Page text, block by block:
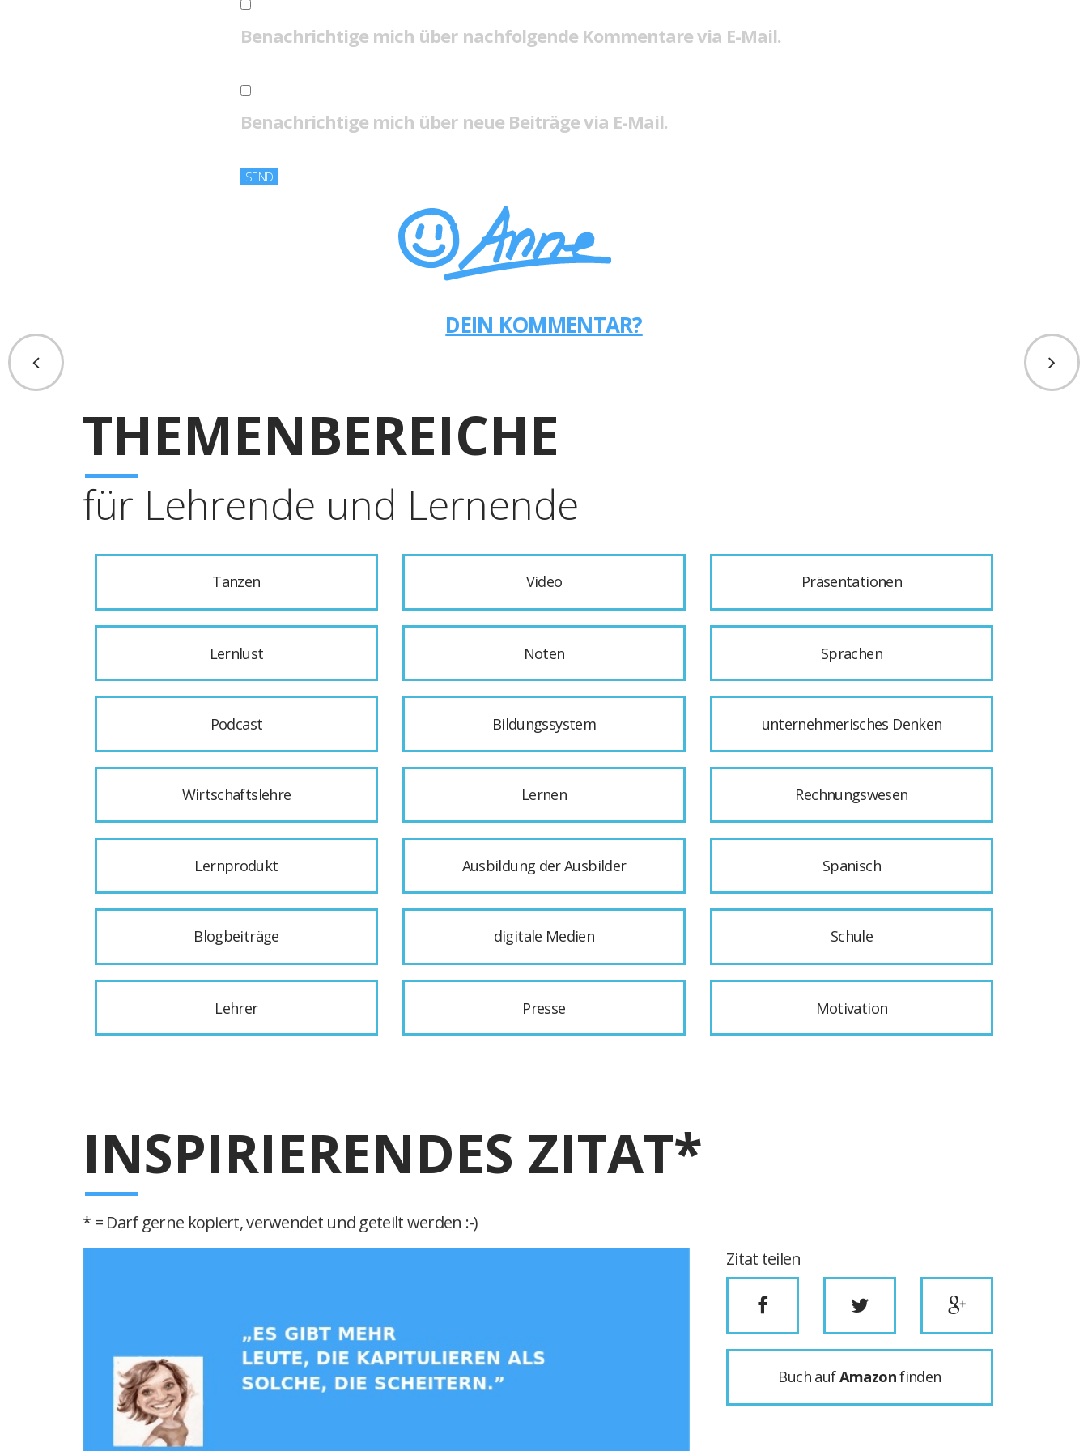
Benachrichtige mich über nachfolgende Kommentare via E-Mail.
Benachrichtige mich über neue Beiträge via E-Mail.
DEIN KOMMENTAR?
THEMENBEREICHE
für Lehrende und Lernende
Tanzen Video Präsentationen
Lernlust Noten Sprachen
Podcast Bildungssystem unternehmerisches Denken
Wirtschaftslehre Lernen Rechnungswesen
Lernprodukt Ausbildung der Ausbilder Spanisch
Blogbeiträge digitale Medien Schule
Lehrer Presse Motivation
INSPIRIERENDES ZITAT*
* = Darf gerne kopiert, verwendet und geteilt werden :-)
Zitat teilen
Buch aufAmazonfinden